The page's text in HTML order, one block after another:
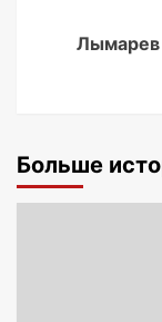
Лымарев
Больше